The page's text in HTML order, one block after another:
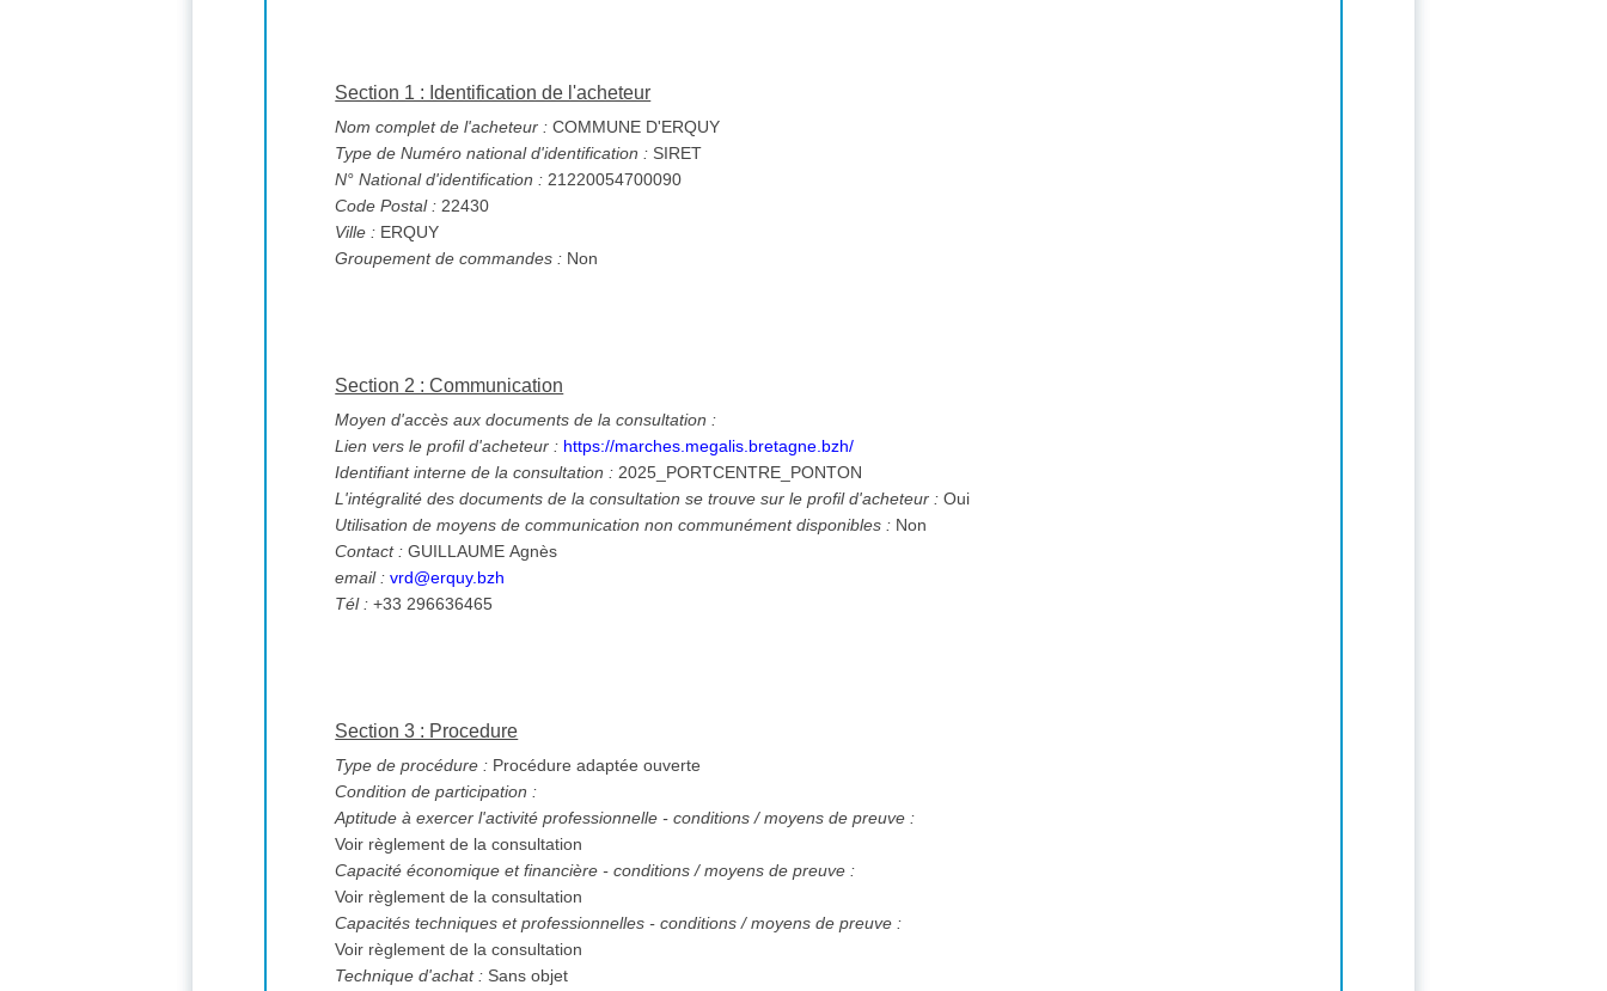
Section 1 : Identification de l'acheteur
Nom complet de l'acheteur : COMMUNE D'ERQUY
Type de Numéro national d'identification : SIRET
N° National d'identification : 21220054700090
Code Postal : 22430
Ville : ERQUY
Groupement de commandes : Non
Section 2 : Communication
Moyen d'accès aux documents de la consultation :
Lien vers le profil d'acheteur : https://marches.megalis.bretagne.bzh/
Identifiant interne de la consultation : 2025_PORTCENTRE_PONTON
L'intégralité des documents de la consultation se trouve sur le profil d'acheteur : Oui
Utilisation de moyens de communication non communément disponibles : Non
Contact : GUILLAUME Agnès
email : vrd@erquy.bzh
Tél : +33 296636465
Section 3 : Procedure
Type de procédure : Procédure adaptée ouverte
Condition de participation :
Aptitude à exercer l'activité professionnelle - conditions / moyens de preuve :
Voir règlement de la consultation
Capacité économique et financière - conditions / moyens de preuve :
Voir règlement de la consultation
Capacités techniques et professionnelles - conditions / moyens de preuve :
Voir règlement de la consultation
Technique d'achat : Sans objet